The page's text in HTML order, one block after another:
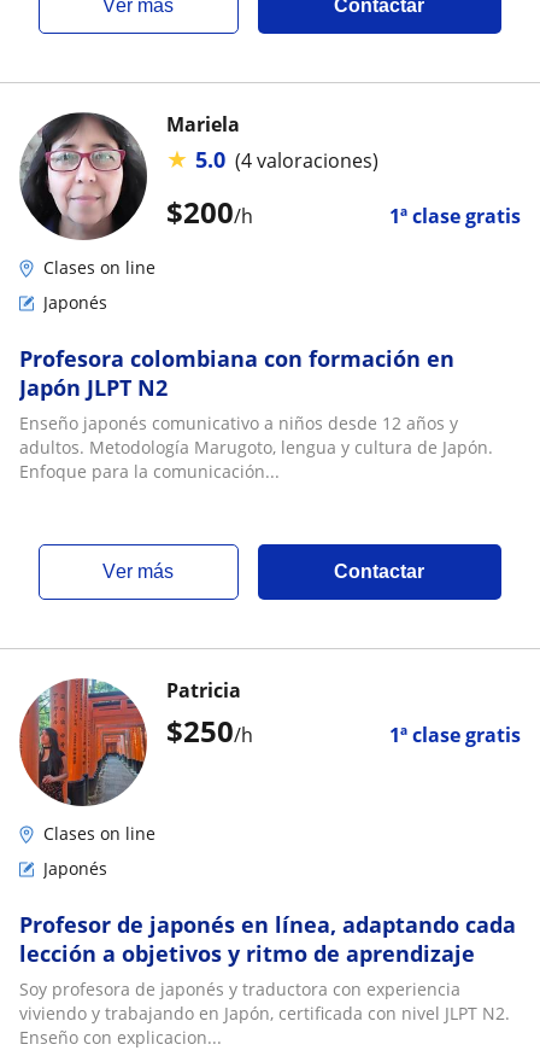
ver más Contactar
$200/h 1ª clase gratis
Mariela
★ 5.0 (4 valoraciones)
Clases on line
Japonés
Profesora colombiana con formación en
Japón JLPT N2
Enseño japonés comunicativo a niños desde 12 años y
adultos. Metodología Marugoto, lengua y cultura de Japón.
Enfoque para la comunicación...
ver más Contactar
$250/h 1ª clase gratis
Patricia
Clases on line
Japonés
Profesor de japonés en línea, adaptando cada
lección a objetivos y ritmo de aprendizaje
Soy profesora de japonés y traductora con experiencia
viviendo y trabajando en Japón, certificada con nivel JLPT N2.
Enseño con explicacion...